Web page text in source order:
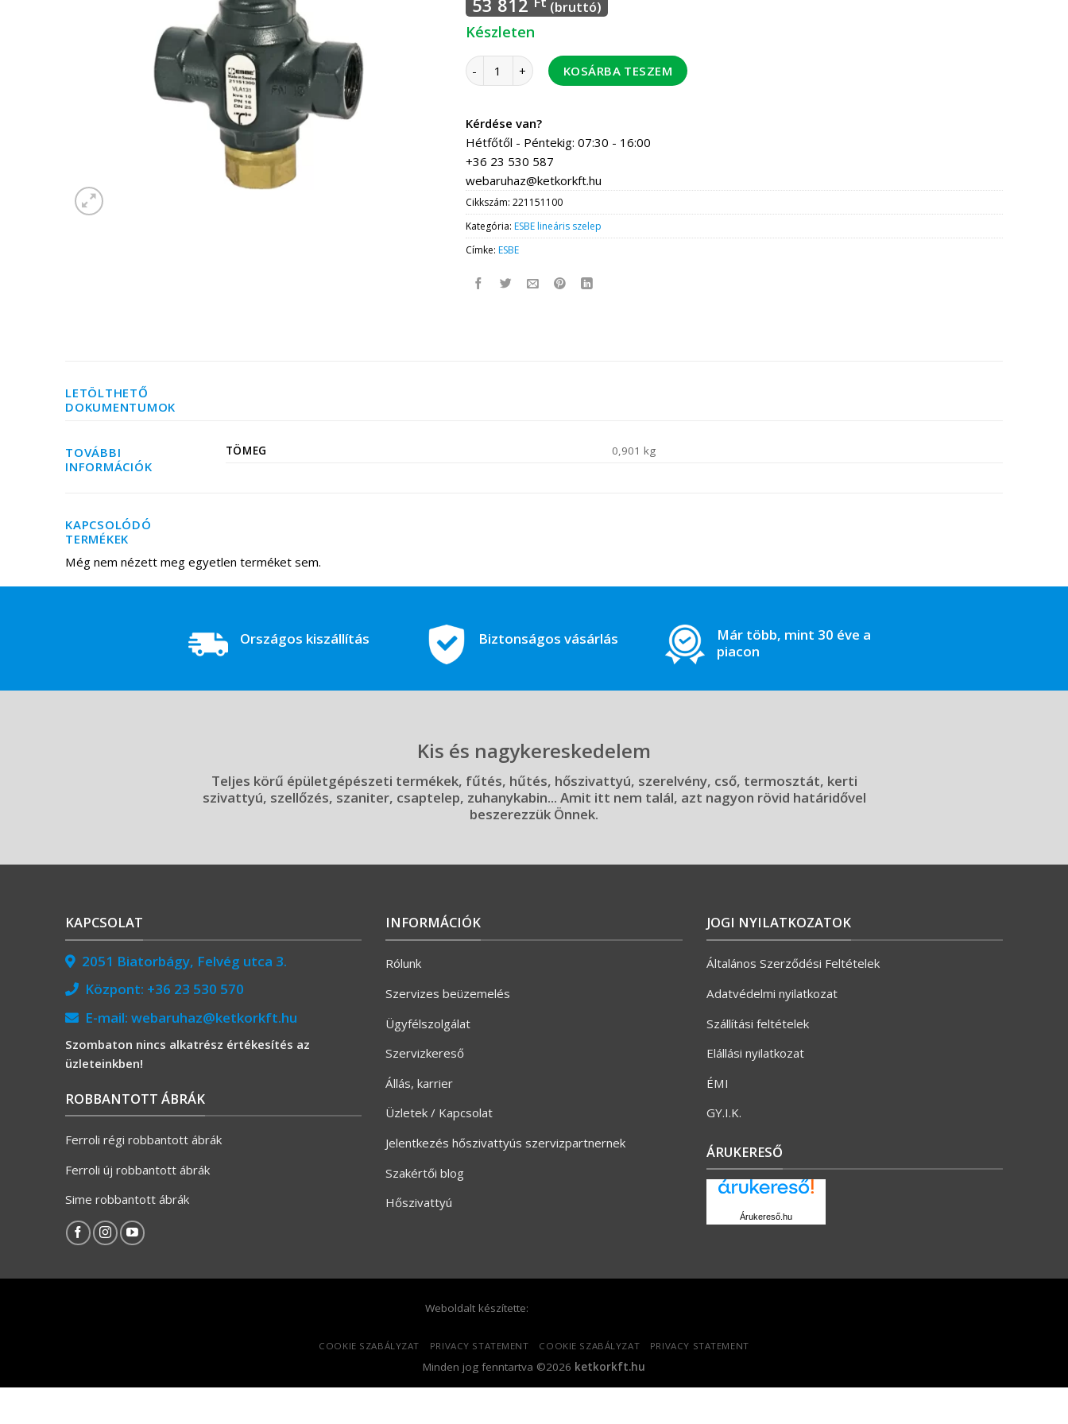
53 812 (bruttó)
Készleten
ESBE VLA131/15-4 háromjáratú szelep PN16 BM 20 mm lökethossz mennyiség
KOSÁRBA TESZEM
Kérdése van?
Hétfőtől - Péntekig: 07:30 - 16:00
+36 23 530 587
webaruhaz@ketkorkft.hu
Cikkszám:221151100
Kategória:ESBE lineáris szelep
Címke:ESBE
LETÖLTHETŐ
DOKUMENTUMOK
TOVÁBBI
INFORMÁCIÓK
TÖMEG 0,901 kg
KAPCSOLÓDÓ
TERMÉKEK
Még nem nézett meg egyetlen terméket sem.
Országos kiszállítás Biztonságos vásárlás
Már több, mint 30 éve a
piacon
Kis és nagykereskedelem
Teljes körű épületgépészeti termékek, fűtés, hűtés, hőszivattyú, szerelvény, cső, termosztát, kerti
szivattyú, szellőzés, szaniter, csaptelep, zuhanykabin... Amit itt nem talál, azt nagyon rövid határidővel
beszerezzük Önnek.
KAPCSOLAT
2051 Biatorbágy, Felvég utca 3.
Központ: +36 23 530 570
E-mail: webaruhaz@ketkorkft.hu
Szombaton nincs alkatrész értékesítés az
üzleteinkben!
ROBBANTOTT ÁBRÁK
Ferroli régi robbantott ábrák
Ferroli új robbantott ábrák
Sime robbantott ábrák
INFORMÁCIÓK
Rólunk
Szervizes beüzemelés
Ügyfélszolgálat
Szervizkereső
Állás, karrier
Üzletek / Kapcsolat
Jelentkezés hőszivattyús szervizpartnernek
Szakértői blog
Hőszivattyú
JOGI NYILATKOZATOK
Általános Szerződési Feltételek
Adatvédelmi nyilatkozat
Szállítási feltételek
Elállási nyilatkozat
ÉMI
GY.I.K.
ÁRUKERESŐ
Árukereső.hu
Weboldalt készítette:
COOKIE SZABÁLYZAT PRIVACY STATEMENT COOKIE SZABÁLYZAT PRIVACY STATEMENT
Minden jog fenntartva ©2026 ketkorkft.hu